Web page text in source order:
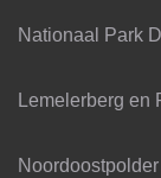
Nationaal Park
Lemelerberg en